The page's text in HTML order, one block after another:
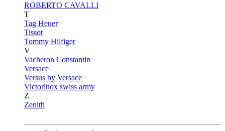
ROBERTO CAVALLI
T
Tag Heuer
Tissot
Tommy Hilfiger
V
Vacheron Constantin
Versace
Versus by Versace
Victorinox swiss army
Z
Zenith